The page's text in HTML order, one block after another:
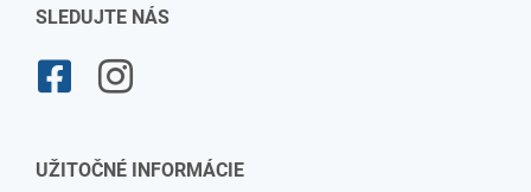
SLEDUJTE NÁS
UŽITOČNÉ INFORMÁCIE